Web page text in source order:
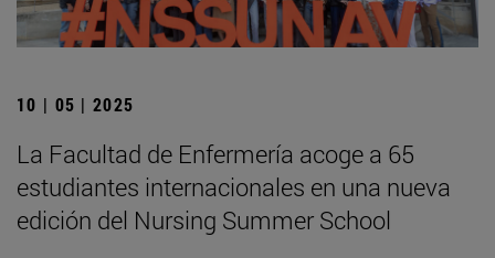
10 | 05 | 2025
La Facultad de Enfermería acoge a 65
estudiantes internacionales en una nueva
edición del Nursing Summer School